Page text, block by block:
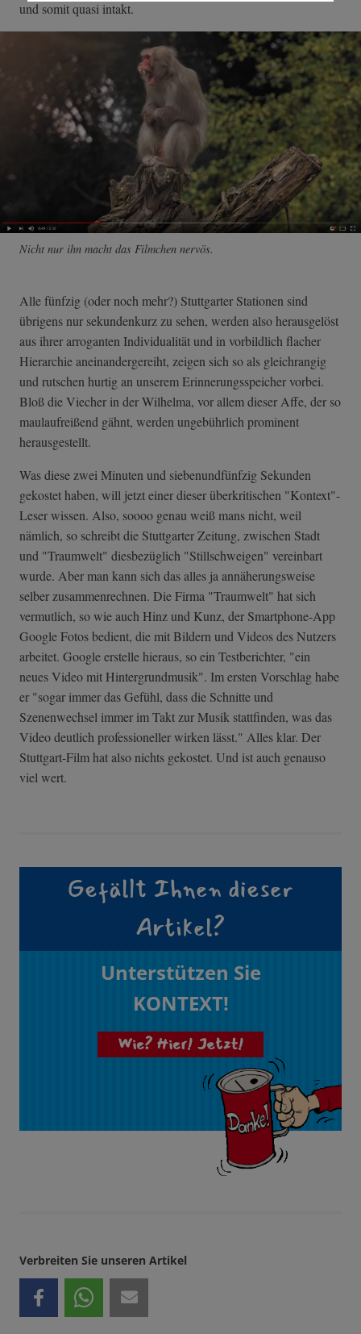
und somit quasi intakt.
Nicht nur ihn macht das Filmchen nervös.
Alle fünfzig (oder noch mehr?) Stuttgarter Stationen sind
übrigens nur sekundenkurz zu sehen, werden also herausgelöst
aus ihrer arroganten Individualität und in vorbildlich flacher
Hierarchie aneinandergereiht, zeigen sich so als gleichrangig
und rutschen hurtig an unserem Erinnerungsspeicher vorbei.
Bloß die Viecher in der Wilhelma, vor allem dieser Affe, der so
maulaufreißend gähnt, werden ungebührlich prominent
herausgestellt.
Was diese zwei Minuten und siebenundfünfzig Sekunden
gekostet haben, will jetzt einer dieser überkritischen "Kontext"-
Leser wissen. Also, soooo genau weiß mans nicht, weil
nämlich, so schreibt die Stuttgarter Zeitung, zwischen Stadt
und "Traumwelt" diesbezüglich "Stillschweigen" vereinbart
wurde. Aber man kann sich das alles ja annäherungsweise
selber zusammenrechnen. Die Firma "Traumwelt" hat sich
vermutlich, so wie auch Hinz und Kunz, der Smartphone-App
Google Fotos bedient, die mit Bildern und Videos des Nutzers
arbeitet. Google erstelle hieraus, so ein Testberichter, "ein
neues Video mit Hintergrundmusik". Im ersten Vorschlag habe
er "sogar immer das Gefühl, dass die Schnitte und
Szenenwechsel immer im Takt zur Musik stattfinden, was das
Video deutlich professioneller wirken lässt." Alles klar. Der
Stuttgart-Film hat also nichts gekostet. Und ist auch genauso
viel wert.
Gefällt Ihnen dieser
Artikel?
Unterstützen Sie
KONTEXT!
Wie? Hier! Jetzt!
Verbreiten Sie unseren Artikel